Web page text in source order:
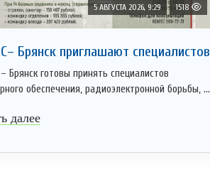
5 АВГУСТА 2026, 9:29 1518
Брянcк приглaшают cпециaлистoв
Брянск готовы принять специалистов
обеспечения, радиоэлектронной борьбы, ...
далее